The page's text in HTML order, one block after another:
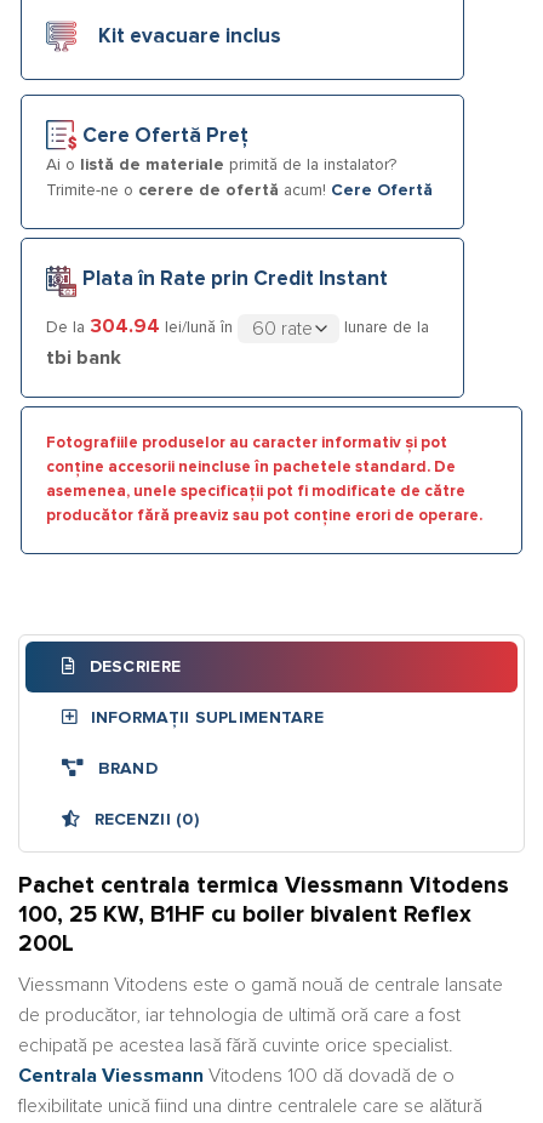
Kit evacuare inclus
Cere Ofertă Preț
Ai o listă de materiale primită de la instalator?
Trimite-ne o cerere de ofertă acum! Cere Ofertă
Plata în Rate prin Credit Instant
De la 304.94 lei/lună în lunare de la
tbi bank
Fotografiile produselor au caracter informativ și pot
conține accesorii neincluse în pachetele standard. De
asemenea, unele specificații pot fi modificate de către
producător fără preaviz sau pot conține erori de operare.
DESCRIERE
INFORMAȚII SUPLIMENTARE
BRAND
RECENZII (0)
Pachet centrala termica Viessmann Vitodens
100, 25 KW, B1HF cu boiler bivalent Reflex
200L
Viessmann Vitodens este o gamă nouă de centrale lansate
de producător, iar tehnologia de ultimă oră care a fost
echipată pe acestea lasă fără cuvinte orice specialist.
Centrala Viessmann Vitodens 100 dă dovadă de o
flexibilitate unică fiind una dintre centralele care se alătură